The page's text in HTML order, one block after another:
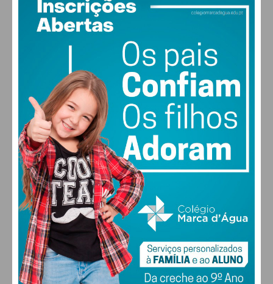
14°
clear sky
MAX 14 • MIN 14
30°
SEX
28
SÁB
27°
DOM
29 °
SEG
FARMACIAS DE SERVIÇO EM PAÇOS DE
FERREIRA